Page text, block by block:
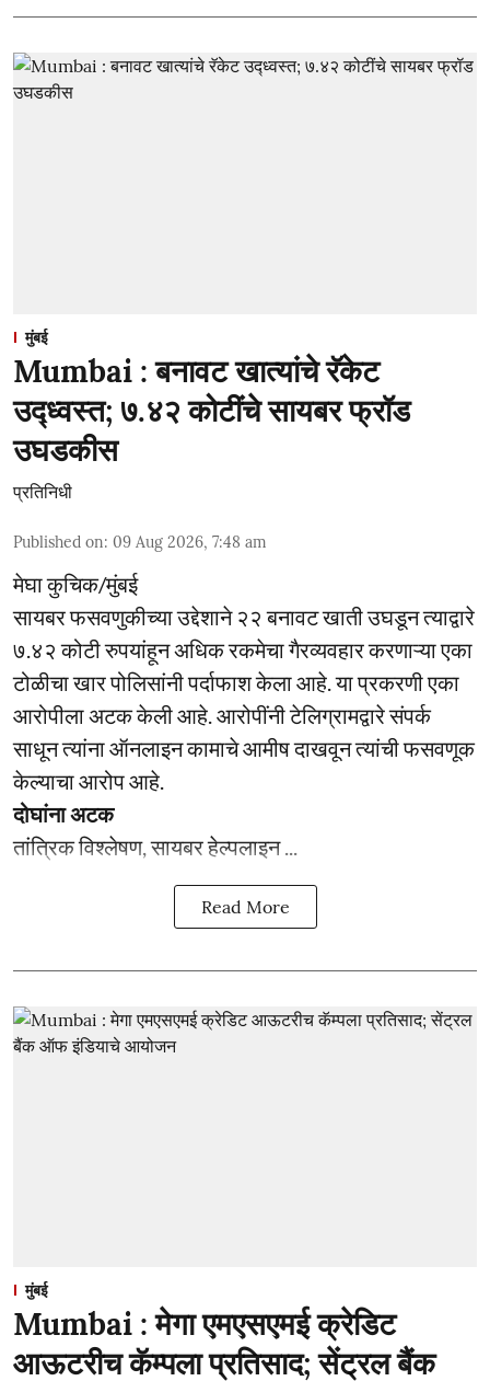
मुंबई
Mumbai : बनावट खात्यांचे रॅकेट
उद्ध्वस्त; ७.४२ कोटींचे सायबर फ्रॉड
उघडकीस
प्रतिनिधी
Published on: 09 Aug 2026, 7:48 am
मेघा कुचिक/मुंबई
सायबर फसवणुकीच्या उद्देशाने २२ बनावट खाती उघडून त्याद्वारे
७.४२ कोटी रुपयांहून अधिक रकमेचा गैरव्यवहार करणाऱ्या एका
टोळीचा खार पोलिसांनी पर्दाफाश केला आहे. या प्रकरणी एका
आरोपीला अटक केली आहे. आरोपींनी टेलिग्रामद्वारे संपर्क
साधून त्यांना ऑनलाइन कामाचे आमीष दाखवून त्यांची फसवणूक
केल्याचा आरोप आहे.
दोघांना अटक
तांत्रिक विश्लेषण, सायबर हेल्पलाइन ...
Read More
मुंबई
Mumbai : मेगा एमएसएमई क्रेडिट
आऊटरीच कॅम्पला प्रतिसाद; सेंट्रल बैंक